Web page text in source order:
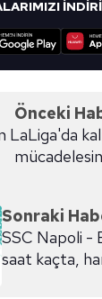
Önceki
LaLiga'da
Sonraki
SSC Napoli -
saat kaçta,